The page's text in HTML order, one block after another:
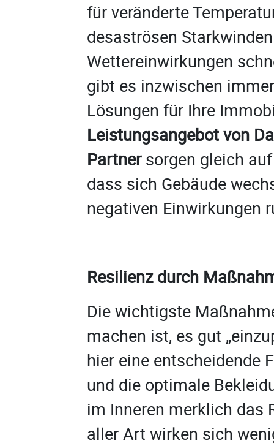
für veränderte
desaströsen
Wettereinwirkungen
gibt es inzwischen
Lösungen für Ihre
Leistungsangebot von
Partnersorgen gleich auf
dass sich Gebäude
negativen Einwirkungen
Resilienz durch
Die wichtigste
machen ist, es gut
hier eine entscheidende
und die optimale
im Inneren merklich das
aller Art wirken sich